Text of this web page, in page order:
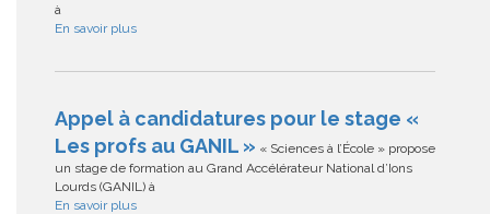
à
En savoir plus
Appel à candidatures pour le stage «
Les profs au GANIL » « Sciences à l’École » propose
un stage de formation au Grand Accélérateur National d’Ions
Lourds (GANIL) à
En savoir plus